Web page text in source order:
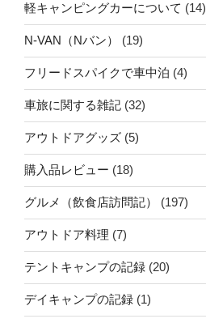
軽キャンピングカーについて (14)
N-VAN（Nバン） (19)
フリードスパイクで車中泊 (4)
車旅に関する雑記 (32)
アウトドアグッズ (5)
購入品レビュー (18)
グルメ（飲食店訪問記） (197)
アウトドア料理 (7)
テントキャンプの記録 (20)
デイキャンプの記録 (1)